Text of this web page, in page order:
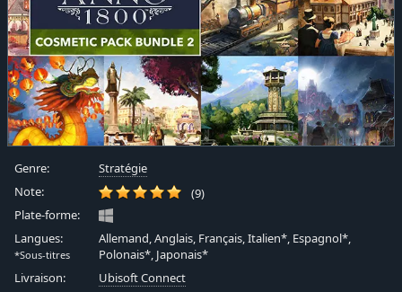
Genre:
Stratégie
Note:
(9)
Plate-forme:
Langues:
*Sous-titres
Allemand, Anglais, Français, Italien*, Espagnol*,
Polonais*, Japonais*
Livraison:
Ubisoft Connect